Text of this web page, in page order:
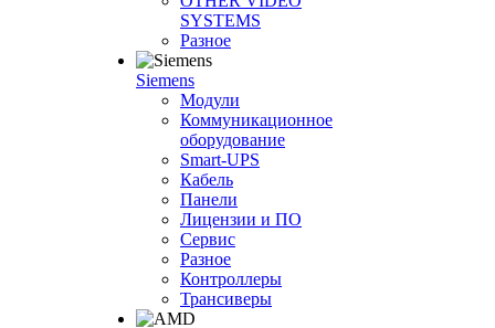
SYSTEMS
Разное
Siemens
Модули
Коммуникационное
оборудование
Smart-UPS
Кабель
Панели
Лицензии и ПО
Сервис
Разное
Контроллеры
Трансиверы